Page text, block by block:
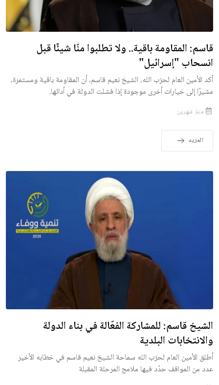
قاسم: المقاومة باقية.. ولا تطلبوا منّا شيئًا قبل
انسحاب "إسرائيل"
أكد الأمين العام لحزب الله، الشيخ نعيم قاسم، أن المقاومة باقية ومستمرة،
مشيرًا إلى خيارات أخرى موجودة إذا فشلت الدولة في أدائها.
منذ شهرين
المزيد
الشيخ قاسم: للمشاركة الفعّالة في بناء الدولة
والانتخابات البلدية
أطلق الأمين العام لحزب الله سماحة الشيخ نعيم قاسم في خطابه الأخير
عدد من المواقف حدّد فيها ملامح المرحلة المقبلة